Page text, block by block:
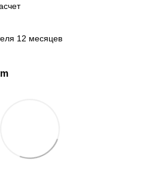
12 месяцев